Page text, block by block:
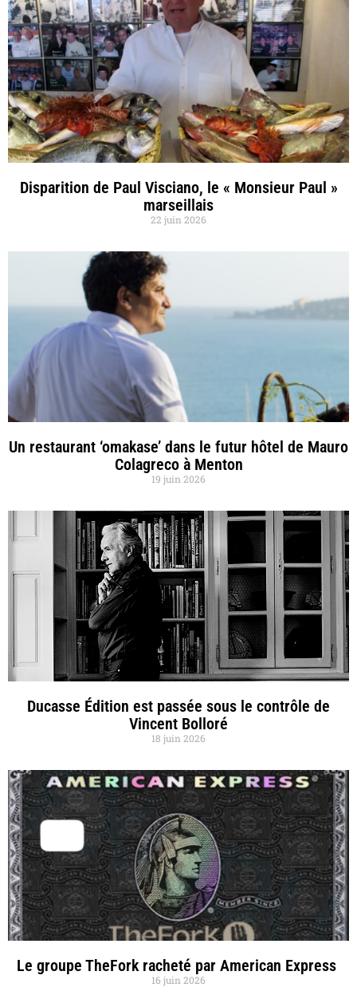
Disparition de Paul Visciano, le « Monsieur Paul »
marseillais
22 juin 2026
Un restaurant ‘omakase’ dans le futur hôtel de Mauro
Colagreco à Menton
19 juin 2026
Ducasse Édition est passée sous le contrôle de
Vincent Bolloré
18 juin 2026
Le groupe TheFork racheté par American Express
16 juin 2026